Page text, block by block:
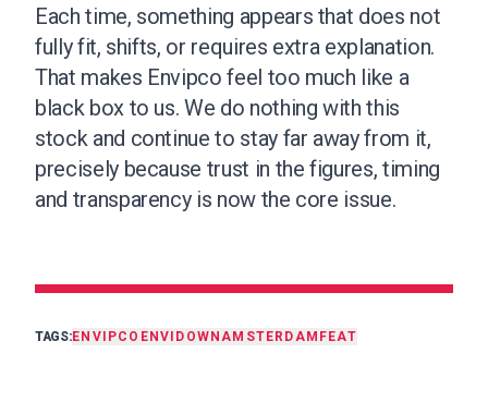
Each time, something appears that does not
fully fit, shifts, or requires extra explanation.
That makes Envipco feel too much like a
black box to us. We do nothing with this
stock and continue to stay far away from it,
precisely because trust in the figures, timing
and transparency is now the core issue.
TAGS:ENVIPCO ENVI DOWNAMSTERDAM FEAT